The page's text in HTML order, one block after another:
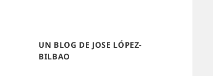
UN BLOG DE JOSE LÓPEZ-
BILBAO